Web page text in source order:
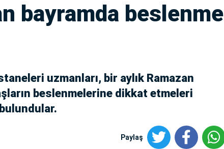
bayramda beslenme
uzmanları, bir aylık Ramazan
beslenmelerine dikkat etmeleri
Paylaş